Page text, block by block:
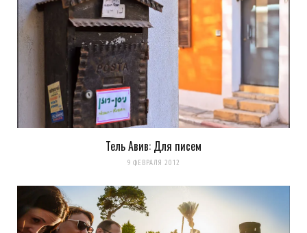
Тель Авив: Для писем
9 ФЕВРАЛЯ 2012